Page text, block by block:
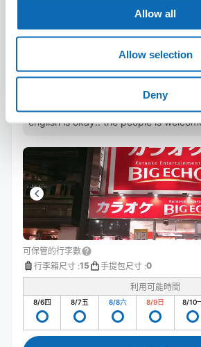
Allow all
Allow selection
Deny
Big Echo Ikebukuro West
Store
09:00〜04:30
4.9 31 則評論
They cant speak english but very
english is okay.. the people is
可保管的行李數
行李箱尺寸 :15 手提包尺寸 :0
利用可能時間
8/6四 8/7五 8/8六 8/9日 8/10